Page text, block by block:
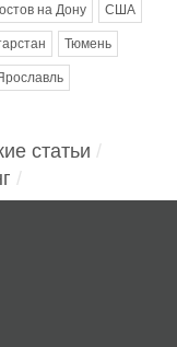
на Дону США
Тюмень
статьи